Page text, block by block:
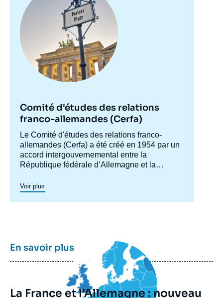
Comité d'études des relations
franco-allemandes (Cerfa)
Accroche
centre
Le Comité d'études des relations franco-
allemandes (Cerfa) a été créé en 1954 par un
accord intergouvernemental entre la
République fédérale d’Allemagne et la
l'Allemagne en France et analyser les
relations franco-allemandes y compris dans
leurs dimensions européennes et
représentants de la société civile des deux
pays, le Cerfa développe le débat franco-
allemand et suscite les propositions
politiques. Il publie régulièrement des études
à travers deux collections : les «
Notes du
Cerfa» et les «Visions franco-allemandes».
Voir plus
En savoir plusImage
principale
La France et l’Allemagne : nouveau